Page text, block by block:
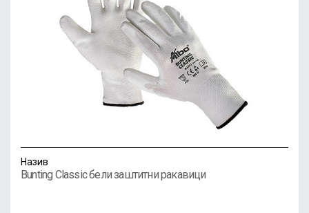
Назив
Bunting Classic бели заштитни ракавици